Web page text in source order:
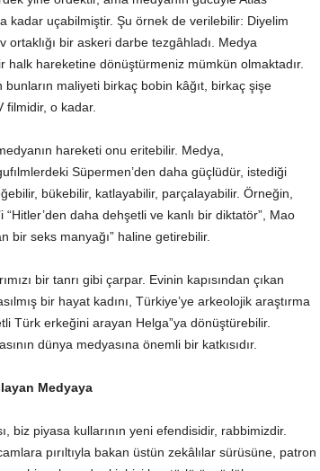
kadar uçabilmiştir. Şu örnek de verilebilir: Diyelim
bir askeri darbe tezgâhladı. Medya
halk hareketine dönüştürmeniz mümkün olmaktadır.
maliyeti birkaç bobin kâğıt, birkaç şişe
filmidir, o kadar.
hareketi onu eritebilir. Medya,
Süpermen’den daha güçlüdür, istediği
bükebilir, katlayabilir, parçalayabilir. Örneğin,
“Hitler’den daha dehşetli ve kanlı bir diktatör”, Mao
bir seks manyağı” haline getirebilir.
bir tanrı gibi çarpar. Evinin kapısından çıkan
bir hayat kadını, Türkiye’ye arkeolojik araştırma
Türk erkeğini arayan Helga”ya dönüştürebilir.
dünya medyasına önemli bir katkısıdır.
Medyaya
biz piyasa kullarının yeni efendisidir, rabbimizdir.
pırıltıyla bakan üstün zekâlılar sürüsüne, patron